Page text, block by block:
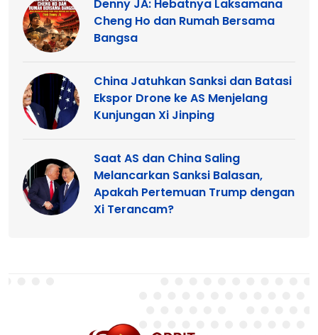
Denny JA: Hebatnya Laksamana
Cheng Ho dan Rumah Bersama
Bangsa
China Jatuhkan Sanksi dan Batasi
Ekspor Drone ke AS Menjelang
Kunjungan Xi Jinping
Saat AS dan China Saling
Melancarkan Sanksi Balasan,
Apakah Pertemuan Trump dengan
Xi Terancam?